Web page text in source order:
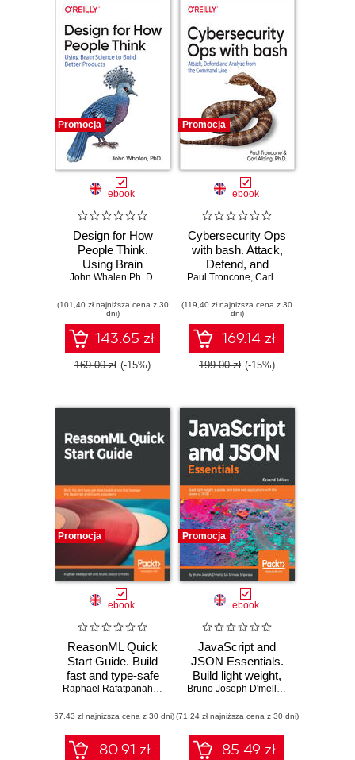
Promocja
ebook
Design for How
People Think.
Using Brain
Science to Build
John Whalen Ph. D.
(101,40 zł najniższa cena z 30
dni)
143.65 zł
169.00 zł (-15%)
Promocja
ebook
Cybersecurity Ops
with bash. Attack,
Defend, and
Analyze from the
Paul Troncone, Carl Albing Ph. D.
(119,40 zł najniższa cena z 30
dni)
169.14 zł
199.00 zł (-15%)
Promocja
ebook
ReasonML Quick
Start Guide. Build
fast and type-safe
React applications
JavaScript and
OCaml
ecosystems
Raphael Rafatpanah
,Bruno Joseph D'mello
(67,43 zł najniższa cena z 30 dni)
80.91 zł
Promocja
ebook
JavaScript and
JSON Essentials.
Build light weight,
scalable, and
applications with
the power of JSON
- Second Edition
Bruno Joseph D'mello,
(71,24 zł najniższa cena z 30 dni)
85.49 zł